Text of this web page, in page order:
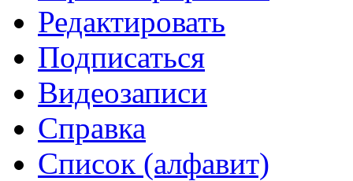
Редактировать
Подписаться
Видеозаписи
Справка
Список (алфавит)